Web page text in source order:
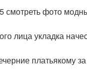
фото
лица укладка
платьякому